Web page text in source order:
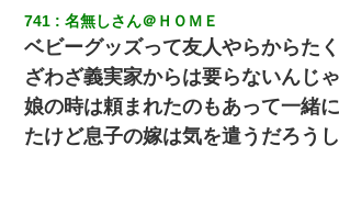
ろ！」とキレて・・・
転職先が決まったので退職の意思を伝えたら
「簡単には辞めさせない」私（どうせ辞める
反論をしてみた
741 名無しさん＠ＨＯＭＥ
ベビーグッズって友人やらからた
ざわざ義実家からは要らないんじ
娘の時は頼まれたのもあって一緒
たけど息子の嫁は気を遣うだろう